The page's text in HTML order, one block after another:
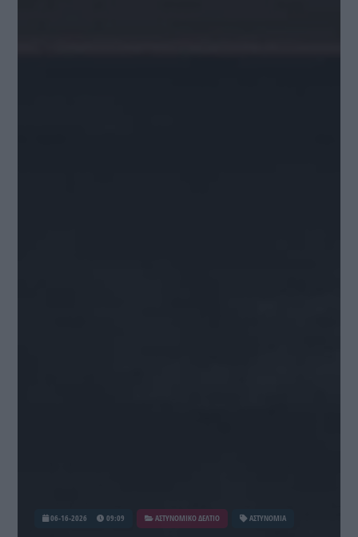
06-16-2026 09:09 ΑΣΤΥΝΟΜΙΚΟ ΔΕΛΤΙΟ ΑΣΤΥΝΟΜΙΑ